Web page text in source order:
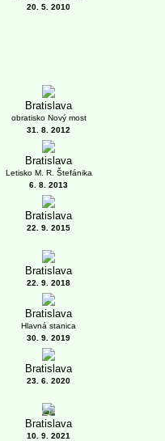
20. 5. 2010
Bratislava
obratisko Nový most
31. 8. 2012
Bratislava
Letisko M. R. Štefánika
6. 8. 2013
Bratislava
22. 9. 2015
Bratislava
22. 9. 2018
Bratislava
Hlavná stanica
30. 9. 2019
Bratislava
23. 6. 2020
3
Bratislava
10. 9. 2021